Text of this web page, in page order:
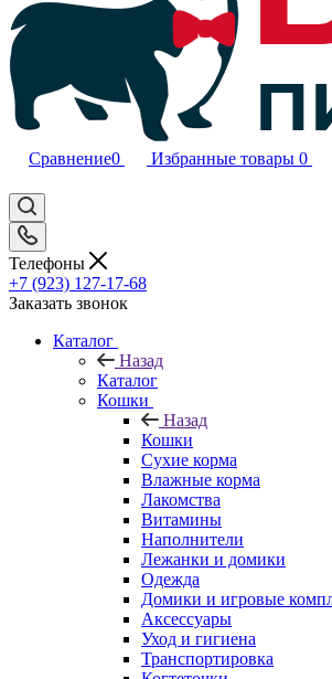
Сравнение0 Избранные товары 0
Телефоны
+7 (923) 127-17-68
Заказать звонок
Каталог
Назад
Каталог
Кошки
Назад
Кошки
Сухие корма
Влажные корма
Лакомства
Витамины
Наполнители
Лежанки и домики
Одежда
Домики и игровые
Аксессуары
Уход и гигиена
Транспортировка